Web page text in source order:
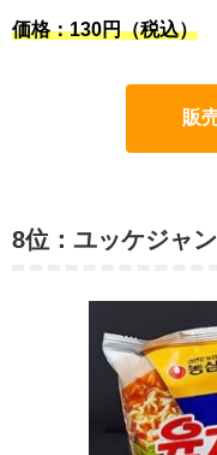
価格：130円（税込）
販
8位：ユッケジャン